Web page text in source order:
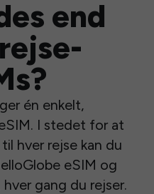
end
én enkelt,
I stedet for at
hver rejse kan du
eSIM og
gang du rejser.